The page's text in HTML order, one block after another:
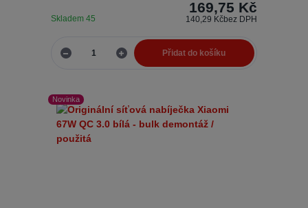
169,75 Kč
140,29 Kčbez DPH
Skladem 45
Přidat do košíku
Novinka